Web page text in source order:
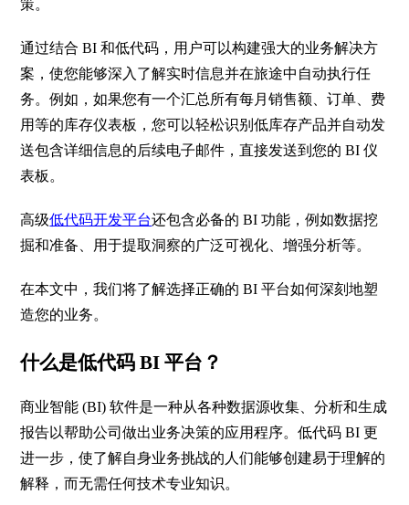
策。
通过结合 BI和低代码，用户可以构建强大的业务解决方
案，使您能够深入了解实时信息并在旅途中自动执行任
务。例如，如果您有一个汇总所有每月销售额、订单、费
用等的库存仪表板，您可以轻松识别低库存产品并自动发
送包含详细信息的后续电子邮件，直接发送到您的 BI仪
表板。
高级低代码开发平台还包含必备的 BI功能，例如数据挖
掘和准备、用于提取洞察的广泛可视化、增强分析等。
在本文中，我们将了解选择正确的 BI平台如何深刻地塑
造您的业务。
什么是低代码 BI平台？
商业智能 (BI)软件是一种从各种数据源收集、分析和生成
报告以帮助公司做出业务决策的应用程序。低代码 BI更
进一步，使了解自身业务挑战的人们能够创建易于理解的
解释，而无需任何技术专业知识。